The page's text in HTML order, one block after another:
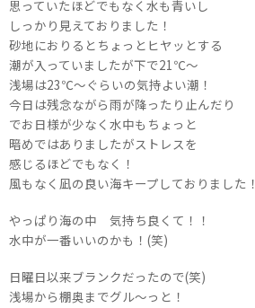
思っていたほどでもなく水も青いし
しっかり見えておりました！
砂地におりるとちょっとヒヤッとする
潮が入っていましたが下で21℃～
浅場は23℃～ぐらいの気持よい潮！
今日は残念ながら雨が降ったり止んだり
でお日様が少なく水中もちょっと
暗めではありましたがストレスを
感じるほどでもなく！
風もなく凪の良い海キープしておりました！
やっぱり海の中 気持ち良くて！！
水中が一番いいのかも！(笑)
日曜日以来ブランクだったので(笑)
浅場から棚奥までグル～っと！